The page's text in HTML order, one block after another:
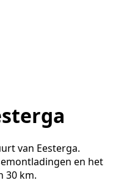
van Eesterga.
en het
30 km.